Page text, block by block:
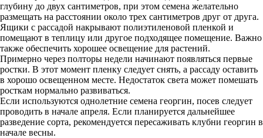
глубину до двух сантиметров, при этом семена желательно
размещать на расстоянии около трех сантиметров друг от друга.
Ящики с рассадой накрывают полиэтиленовой пленкой и
помещают в теплицу или другое подходящее помещение. Важно
также обеспечить хорошее освещение для растений.
Примерно через полторы недели начинают появляться первые
ростки. В этот момент пленку следует снять, а рассаду оставить
в хорошо освещенном месте. Недостаток света может помешать
росткам нормально развиваться.
Если используются однолетние семена георгин, посев следует
проводить в начале апреля. Если планируется дальнейшее
разведение сорта, рекомендуется пересаживать клубни георгин в
начале весны.